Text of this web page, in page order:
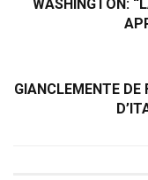
WASHINGTON:
GIANCLEMENTE DE